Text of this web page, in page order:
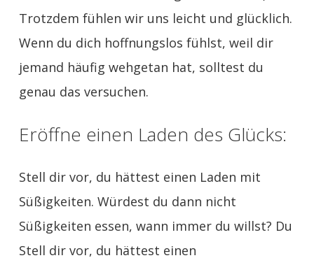
Trotzdem fühlen wir uns leicht und glücklich.
Wenn du dich hoffnungslos fühlst, weil dir
jemand häufig wehgetan hat, solltest du
genau das versuchen.
Eröffne einen Laden des Glücks:
Stell dir vor, du hättest einen Laden mit
Süßigkeiten. Würdest du dann nicht
Süßigkeiten essen, wann immer du willst? Du
Stell dir vor, du hättest einen